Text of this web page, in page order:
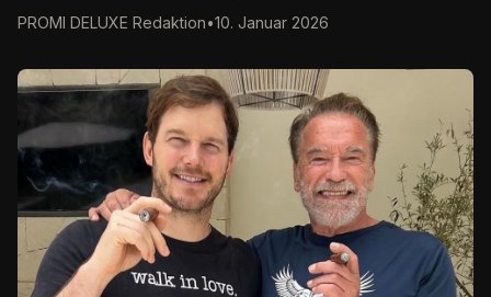
PROMI DELUXE Redaktion•10. Januar 2026